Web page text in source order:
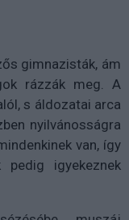
gimnazisták, ám
rázzák meg. A
s áldozatai arca
nyilvánosságra
van, így
pedig igyekeznek